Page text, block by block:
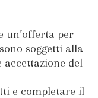
un’offerta per
soggetti alla
del
e completare il